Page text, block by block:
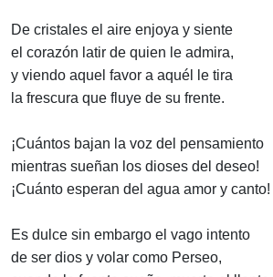
De cristales el aire enjoya y siente
el corazón latir de quien le admira,
y viendo aquel favor a aquél le tira
la frescura que fluye de su frente.
¡Cuántos bajan la voz del pensamiento
mientras sueñan los dioses del deseo!
¡Cuánto esperan del agua amor y canto!
Es dulce sin embargo el vago intento
de ser dios y volar como Perseo,